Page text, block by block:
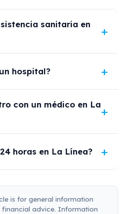
sanitaria en
hospital?
con un médico en La
horas en La Línea?
is for general information
advice. Information